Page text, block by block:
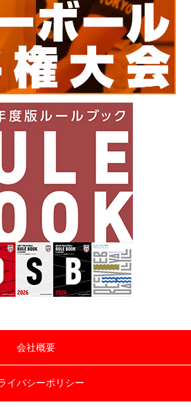
会社概要
イバシーポリシー